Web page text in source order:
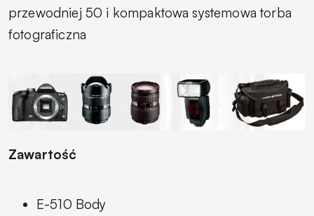
przewodniej 50 i kompaktowa systemowa torba
fotograficzna
Zawartość
E-510 Body